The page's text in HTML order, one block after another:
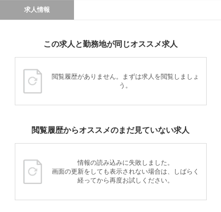
求人情報
この求人と勤務地が同じオススメ求人
閲覧履歴がありません。まずは求人を閲覧しましょ
う。
閲覧履歴からオススメのまだ見ていない求人
情報の読み込みに失敗しました。
画面の更新をしても表示されない場合は、しばらく
経ってから再度お試しください。